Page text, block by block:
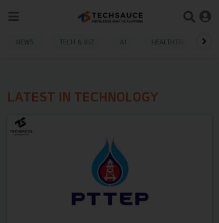
NEWS TECH & BIZ AI HEALTHTECH
LATEST IN TECHNOLOGY